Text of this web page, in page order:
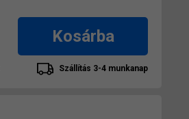
Kosárba
Szállítás 3-4 munkanap